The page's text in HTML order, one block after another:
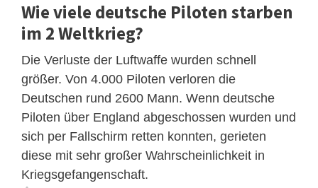
Wie viele deutsche Piloten starben
im 2 Weltkrieg?
Die Verluste der Luftwaffe wurden schnell
größer. Von 4.000 Piloten verloren die
Deutschen rund 2600 Mann. Wenn deutsche
Piloten über England abgeschossen wurden und
sich per Fallschirm retten konnten, gerieten
diese mit sehr großer Wahrscheinlichkeit in
Kriegsgefangenschaft.